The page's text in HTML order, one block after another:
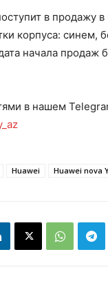
в продажу
корпуса: синем,
начала продаж
в нашем
Huawei Huawei nova